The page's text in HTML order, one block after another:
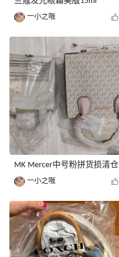
一小之哦
MK Mercer中号粉拼货损清仓
一小之哦